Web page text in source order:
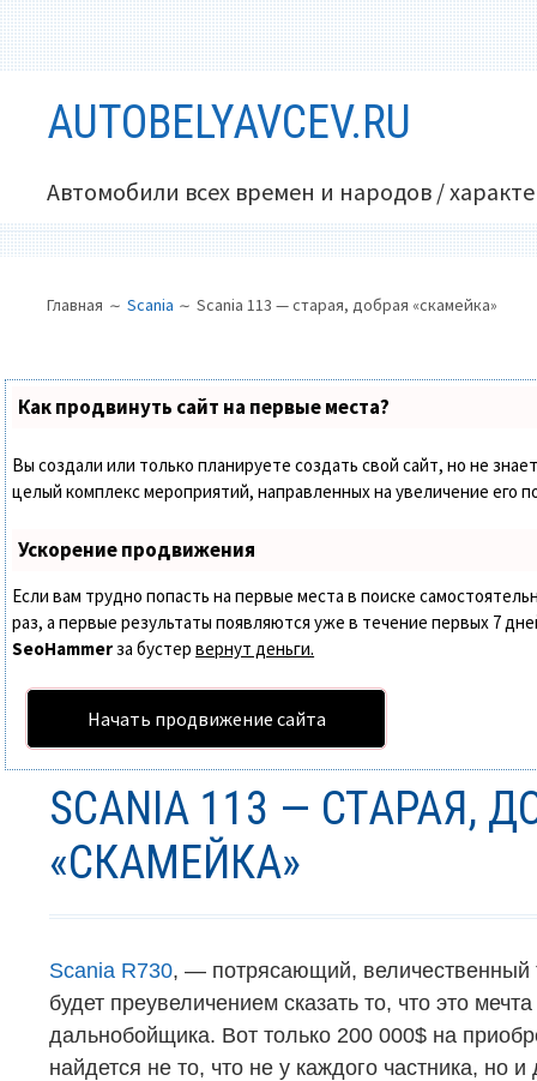
содержимомуAUTOBELYAVCEV.RU
Автомобили всех времен и народов /
МЕНЮ
САЙТЕ
(ХЛЕБНЫЕ
КРОШКИ)
Главная Scania Scania 113 — старая, добрая «скамейка»
Как продвинуть сайт на первые места?
Вы создали или только планируете создать свой сайт, но не
целый комплекс мероприятий, направленных на увеличение его
Ускорение продвижения
Если вам трудно попасть на первые места в поиске
раз, а первые результаты появляются уже в течение первых 7
SeoHammerза бустервернут деньги.
Начать продвижение сайта
SCANIA 113 — СТАРАЯ,
«СКАМЕЙКА»
Scania R730, — потрясающий, величественный
будет преувеличением сказать то, что это
дальнобойщика. Вот только 200 000$ на
найдется не то, что не у каждого частника, но